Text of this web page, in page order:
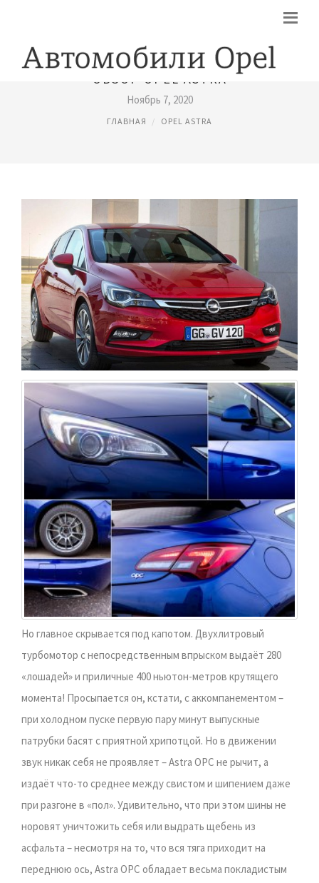
ОБЗОР OPEL ASTRA
Ноябрь 7, 2020
ГЛАВНАЯ OPEL ASTRA
Но главное скрывается под капотом. Двухлитровый
турбомотор с непосредственным впрыском выдаёт 280
«лошадей» и приличные 400 ньютон-метров крутящего
момента! Просыпается он, кстати, с аккомпанементом –
при холодном пуске первую пару минут выпускные
патрубки басят с приятной хрипотцой. Но в движении
звук никак себя не проявляет – Astra OPC не рычит, а
издаёт что-то среднее между свистом и шипением даже
при разгоне в «пол». Удивительно, что при этом шины не
норовят уничтожить себя или выдрать щебень из
асфальта – несмотря на то, что вся тяга приходит на
переднюю ось, Astra OPC обладает весьма покладистым